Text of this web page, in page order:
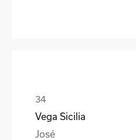
Vega Sicilia
José